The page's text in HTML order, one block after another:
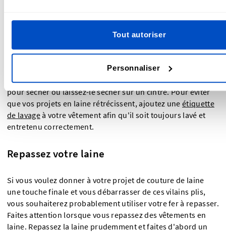
Tout autoriser
Personnaliser
lavage de votre projet. En général, pour laver de la laine, le
mieux est de laver l'article à l'envers et de régler votre
faut également que l'eau soit froide. Il n'est pas
recommandé d'utiliser le cycle de séchage de votre sèche-
linge. Mettez plutôt l'article à plat et redonnez-lui sa forme
pour sécher ou laissez-le sécher sur un cintre. Pour éviter
que vos projets en laine rétrécissent, ajoutez uneétiquette
de lavageà votre vêtement afin qu'il soit toujours lavé et
entretenu correctement.
Repassez votre laine
Si vous voulez donner à votre projet de couture de laine
une touche finale et vous débarrasser de ces vilains plis,
vous souhaiterez probablement utiliser votre fer à repasser.
Faites attention lorsque vous repassez des vêtements en
laine. Repassez la laine prudemment et faites d'abord un